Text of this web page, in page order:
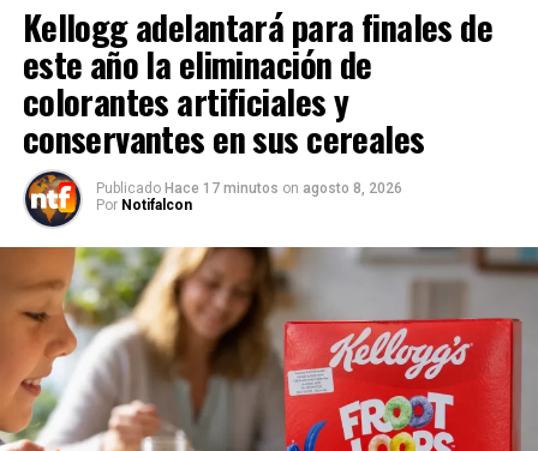
Kellogg adelantará para finales de
este año la eliminación de
colorantes artificiales y
conservantes en sus cereales
Publicado Hace 17 minutos on agosto 8, 2026
Por Notifalcon